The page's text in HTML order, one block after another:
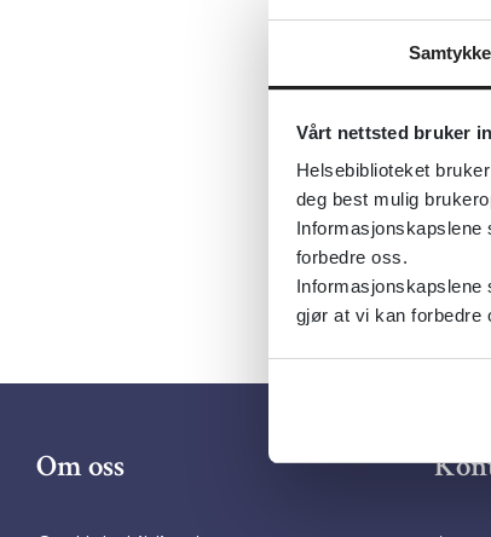
Samtykke
Vårt nettsted bruker
Helsebiblioteket
deg best mulig
forbedre oss.
Informasjonskapslene
gjør at vi kan forbedre
Om oss